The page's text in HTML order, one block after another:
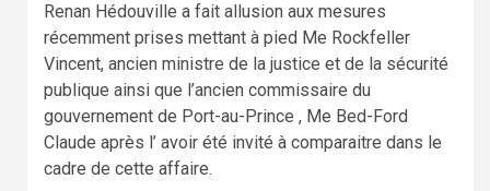
Renan Hédouville a fait allusion aux mesures
récemment prises mettant à pied Me Rockfeller
Vincent, ancien ministre de la justice et de la sécurité
publique ainsi que l’ancien commissaire du
gouvernement de Port-au-Prince , Me Bed-Ford
Claude après l’ avoir été invité à comparaitre dans le
cadre de cette affaire.